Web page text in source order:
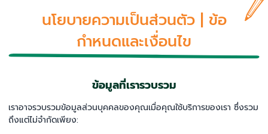
เกี่ยวกับเรา
ความเป็นมา The Act
ผลงานน้องค่าย The Act
คอร์สเรียน & บริการ
นโยบายความเป็นส่วนตัว | ข้อ
กำหนดและเงื่อนไข
ข้อมูลที่เรารวบรวม
เราอาจรวบรวมข้อมูลส่วนบุคคลของคุณเมื่อคุณใช้บริการของเรา ซึ่งรวม
ถึงแต่ไม่จำกัดเพียง: